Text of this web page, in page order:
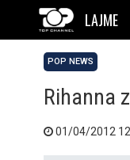
LAJME
POP NEWS
Rihanna
01/04/2012